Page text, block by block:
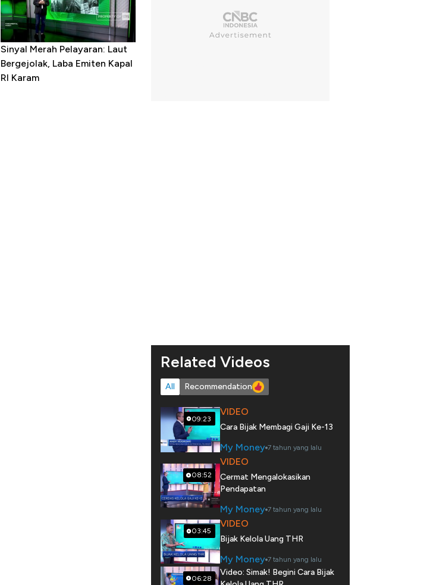
Sinyal Merah Pelayaran: Laut
Bergejolak, Laba Emiten Kapal
RI Karam
Related Videos
All Recommendation
09:23
VIDEO
Cara Bijak Membagi Gaji Ke-13
My Money 7 tahun yang lalu
08:52
VIDEO
Cermat Mengalokasikan
Pendapatan
My Money 7 tahun yang lalu
03:45
VIDEO
Bijak Kelola Uang THR
My Money 7 tahun yang lalu
06:28
Video: Simak! Begini Cara Bijak